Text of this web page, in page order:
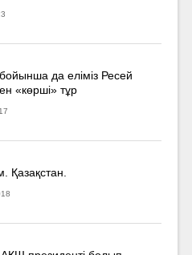
да еліміз Ресей
«көрші» тұр
Қазақстан.